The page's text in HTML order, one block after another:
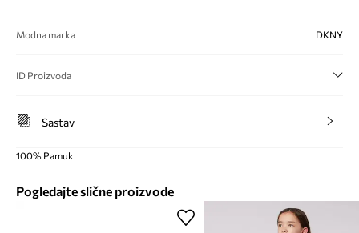
Modna marka DKNY
ID Proizvoda
Sastav
100% Pamuk
Pogledajte slične proizvode